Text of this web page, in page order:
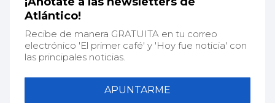
Atlántico!
Recibe de manera GRATUITA en tu correo
electrónico 'El primer café' y 'Hoy fue noticia' con
las principales noticias.
APUNTARME